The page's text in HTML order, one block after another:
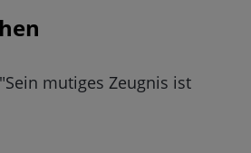
mutiges Zeugnis ist